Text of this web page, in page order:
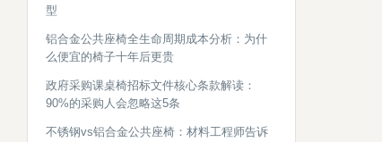
型
铝合金公共座椅全生命周期成本分析：为什
么便宜的椅子十年后更贵
政府采购课桌椅招标文件核心条款解读：
90%的采购人会忽略这5条
不锈钢vs铝合金公共座椅：材料工程师告诉